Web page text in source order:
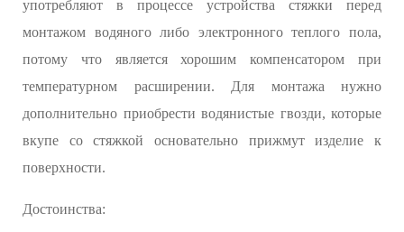
употребляют в процессе устройства стяжки перед
монтажом водяного либо электронного теплого пола,
потому что является хорошим компенсатором при
температурном расширении. Для монтажа нужно
дополнительно приобрести водянистые гвозди, которые
вкупе со стяжкой основательно прижмут изделие к
поверхности.
Достоинства: